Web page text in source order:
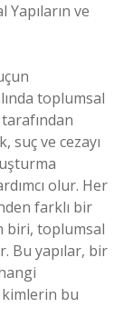
ve
toplumsal
ve cezayı
olur. Her
farklı bir
biri, toplumsal
Bu yapılar, bir
kimlerin bu